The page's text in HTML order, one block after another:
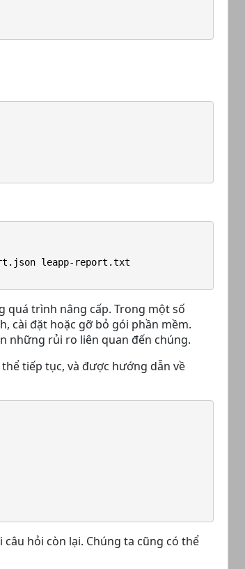
leapp-report.txt
quá trình nâng cấp. Trong một số
cài đặt hoặc gỡ bỏ gói phần mềm.
những rủi ro liên quan đến chúng.
tiếp tục, và được hướng dẫn về
hỏi còn lại. Chúng ta cũng có thể